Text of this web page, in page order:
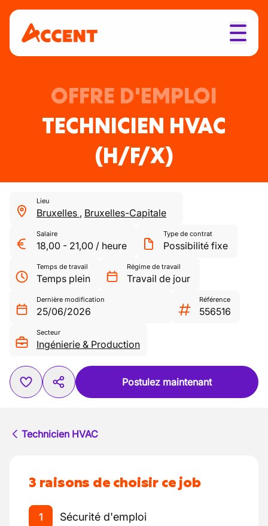
OFFRE D'EMPLOI
TECHNICIEN HVAC
(H/F/X)
Lieu
Bruxelles , Bruxelles-Capitale
Salaire
18,00 - 21,00 / heure
Type de contrat
Possibilité fixe
Temps de travail
Temps plein
Régime de travail
Travail de jour
Dernière modification
25/06/2026
Référence
556516
Secteur
Ingénierie & Production
Postulez maintenant
Technicien HVAC
3 raisons de choisir ce job
1 Sécurité d'emploi